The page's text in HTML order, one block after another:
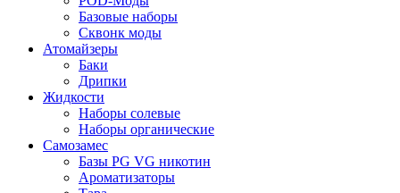
Базовые наборы
Сквонк моды
Атомайзеры
Баки
Дрипки
Жидкости
Наборы солевые
Наборы органические
Самозамес
Базы PG VG никотин
Ароматизаторы